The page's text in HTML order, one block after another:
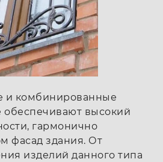
и комбинированные
высокий
гармонично
фасад здания. От
изделий данного типа